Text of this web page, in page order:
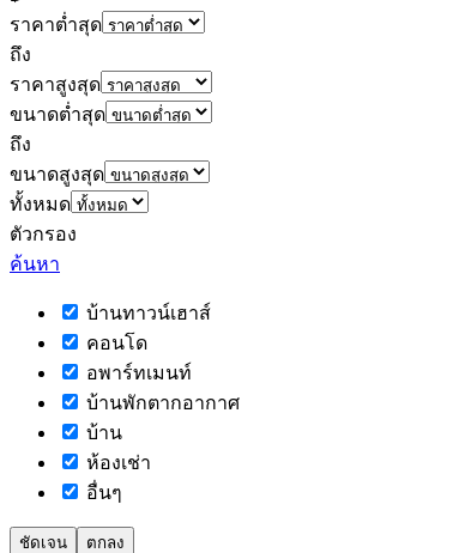
ราคาต่ำสุด
ถึง
ราคาสูงสุด
ขนาดต่ำสุด
ถึง
ขนาดสูงสุด
ทั้งหมด
ตัวกรอง
ค้นหา
บ้านทาวน์เฮาส์
คอนโด
อพาร์ทเมนท์
บ้านพักตากอากาศ
บ้าน
ห้องเช่า
อื่นๆ
ชัดเจน ตกลง